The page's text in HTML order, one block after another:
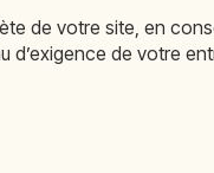
de votre site, en
de votre